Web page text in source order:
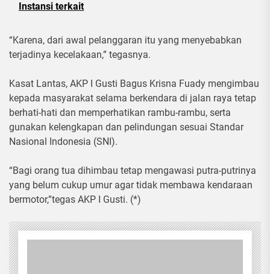
Instansi terkait
“Karena, dari awal pelanggaran itu yang menyebabkan
terjadinya kecelakaan,” tegasnya.
Kasat Lantas, AKP I Gusti Bagus Krisna Fuady mengimbau
kepada masyarakat selama berkendara di jalan raya tetap
berhati-hati dan memperhatikan rambu-rambu, serta
gunakan kelengkapan dan pelindungan sesuai Standar
Nasional Indonesia (SNI).
“Bagi orang tua dihimbau tetap mengawasi putra-putrinya
yang belum cukup umur agar tidak membawa kendaraan
bermotor,”tegas AKP I Gusti. (*)